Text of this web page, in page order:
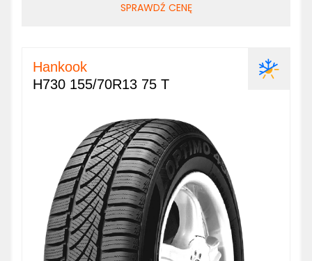
SPRAWDŹ CENĘ
Hankook
H730 155/70R13 75 T